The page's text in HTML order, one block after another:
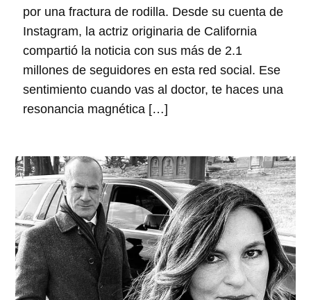
por una fractura de rodilla. Desde su cuenta de
Instagram, la actriz originaria de California
compartió la noticia con sus más de 2.1
millones de seguidores en esta red social. Ese
sentimiento cuando vas al doctor, te haces una
resonancia magnética […]